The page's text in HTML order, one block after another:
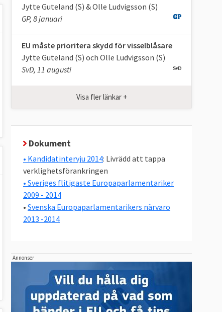
Jytte Guteland (S) & Olle Ludvigsson (S)
GP, 8 januari
EU måste prioritera skydd för visselblåsare
Jytte Guteland (S) och Olle Ludvigsson (S)
SvD, 11 augusti
Visa fler länkar +
Dokument
• Kandidatintervju 2014: Livrädd att tappa
verklighetsförankringen
• Sveriges flitigaste Europaparlamentariker
2009 - 2014
• Svenska Europaparlamentarikers närvaro
2013 -2014
Annonser